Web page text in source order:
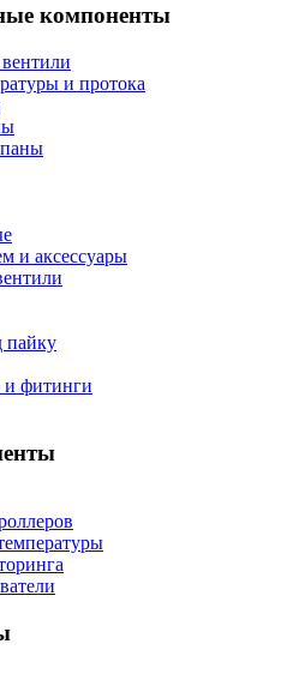
компоненты
и протока
и аксессуары
пайку
и фитинги